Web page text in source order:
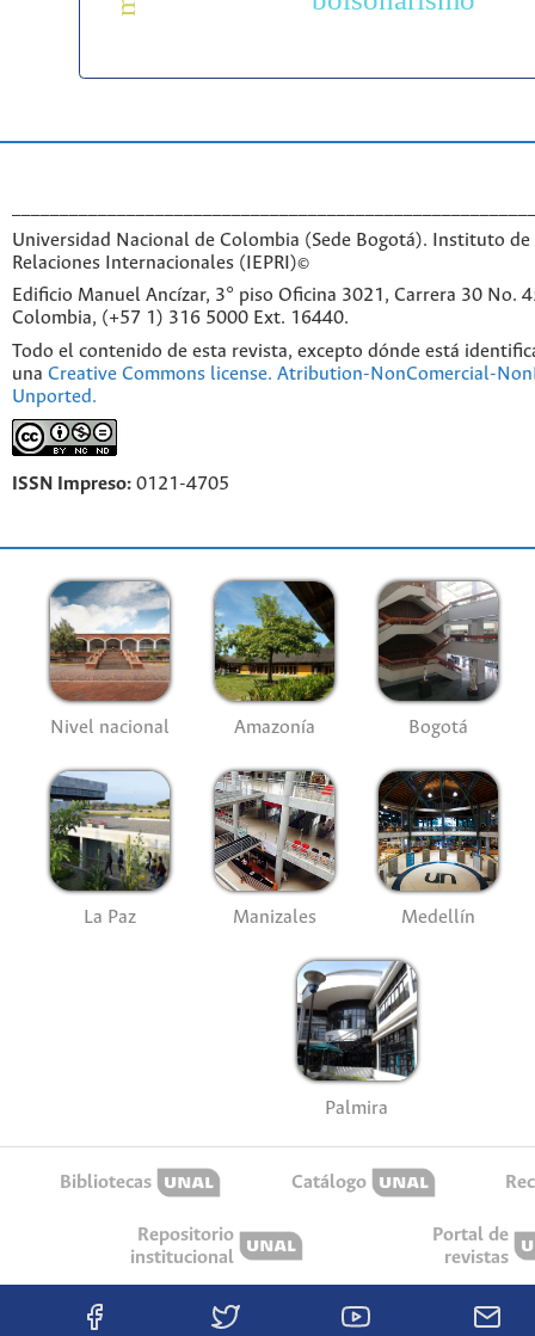
Universidad Nacional de Colombia (Sede Bogotá). Instituto
Relaciones Internacionales (IEPRI)©
Edificio Manuel Ancízar, 3° piso Oficina 3021, Carrera 30 No.
Colombia, (+57 1) 316 5000 Ext. 16440.
Todo el contenido de esta revista, excepto dónde está
una Creative Commons license. Atribution-NonComercial-
Unported.
ISSN Impreso: 0121-4705
Nivel nacional Amazonía Bogotá
La Paz Manizales Medellín
Palmira
Bibliotecas Catálogo
Repositorio
institucional
Portal de
revistas